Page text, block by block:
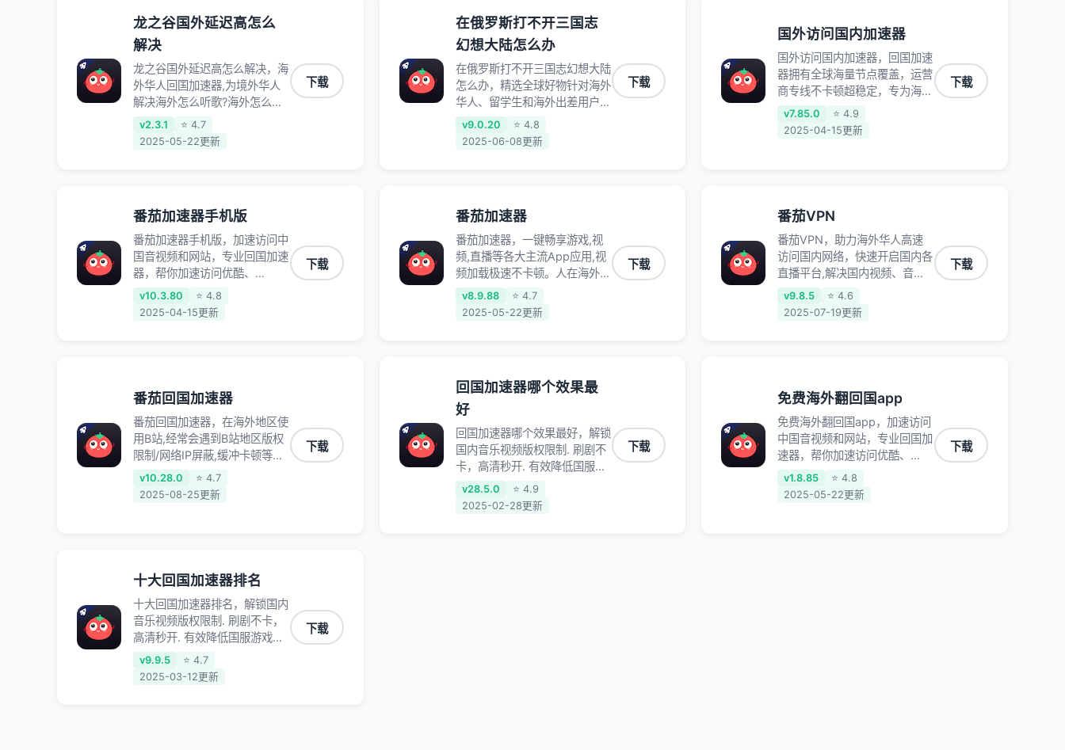
龙之谷国外延迟高怎么
解决
龙之谷国外延迟高怎么解决，海
外华人回国加速器,为境外华人
解决海外怎么听歌?海外怎么看
剧?海外怎么玩游戏不卡等境外
难题,全球回国稳定国内节点,专
v2.3.1
⭐ 4.7
2025-05-22更新
下载
在俄罗斯打不开三国志
幻想大陆怎么办
在俄罗斯打不开三国志幻想大陆
怎么办，精选全球好物针对海外
华人、留学生和海外出差用户打
造的一款高质量专属回国加速
器,只要身处海外即可一键加速
v9.0.20
⭐ 4.8
2025-06-08更新
下载
国外访问国内加速器
国外访问国内加速器，回国加速
器拥有全球海量节点覆盖，运营
商专线不卡顿超稳定，专为海外
华人和留学生打造，帮助海外华
人免除地域限制，随时高速稳定
v7.85.0
⭐ 4.9
2025-04-15更新
下载
番茄加速器手机版
番茄加速器手机版，加速访问中
国音视频和网站，专业回国加速
器，帮你加速访问优酷、
bilibili、腾讯视频、爱奇艺等，
加速国服游戏，例如原神、阴阳
各种服务,回国加速器致力于帮
助海外华人和留学生、港澳台地
区用户提供最好的回国游戏和音
乐视频加速服务，可以在海外或
港澳台地区流畅加速国服游戏和
音视频服务，提供专业稳定的全
球回国线路和游戏加速专线。能
制，带你穿梭加速回国。目前已
有上百万用户，用户整体好评
95%以上，一对一在线客服支
持，保障你的使用体验。
v10.3.80
⭐ 4.8
2025-04-15更新
下载
番茄加速器
番茄加速器，一键畅享游戏,视
频,直播等各大主流App应用,视
频加载极速不卡顿。人在海外听
歌,玩国服游戏 简单易用。
v8.9.88
⭐ 4.7
2025-05-22更新
下载
番茄VPN
番茄VPN，助力海外华人高速
访问国内网络，快速开启国内各
直播平台,解决国内视频、音乐
卡顿问题；更能加速海量国服游
戏，超低延迟稳定不掉线,畅享
v9.8.5
⭐ 4.6
2025-07-19更新
下载
番茄回国加速器
番茄回国加速器，在海外地区使
用B站,经常会遇到B站地区版权
限制/网络IP屏蔽,缓冲卡顿等问
题,使用我们的哔哩哔哩专用回
国VPN,可加速解决各类网络问
v10.28.0
⭐ 4.7
2025-08-25更新
下载
回国加速器哪个效果最
好
回国加速器哪个效果最好，解锁
国内音乐视频版权限制. 刷剧不
卡，高清秒开. 有效降低国服游
戏延迟. 提升国内主流应用访问
速度 ; 独创加速黑科技 · 海量边
v28.5.0
⭐ 4.9
2025-02-28更新
下载
免费海外翻回国app
免费海外翻回国app，加速访问
中国音视频和网站，专业回国加
速器，帮你加速访问优酷、
bilibili、腾讯视频、爱奇艺等，
加速国服游戏，例如原神、阴阳
v1.8.85
⭐ 4.8
2025-05-22更新
下载
十大回国加速器排名
十大回国加速器排名，解锁国内
音乐视频版权限制. 刷剧不卡，
高清秒开. 有效降低国服游戏延
迟. 提升国内主流应用访问速度
; 独创加速黑科技 · 海量边缘. 动
v9.9.5
⭐ 4.7
2025-03-12更新
下载